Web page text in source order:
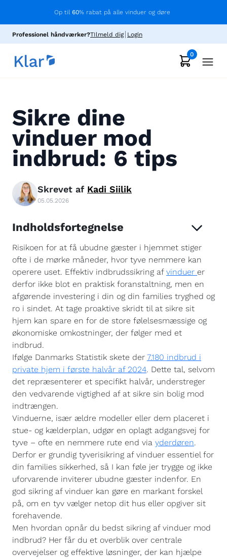
Op til 60% rabat på alle vinduer og døre
Professionel håndværker?TIlmeld dig Login
0
Sikre dine
vinduer mod
indbrud: 6 tips
Skrevet af Kadi Siilik
05.05.2026
Indholdsfortegnelse
Risikoen for at få ubudne gæster i hjemmet stiger
ofte i de mørke måneder, hvor tyve nemmere kan
operere uset. Effektiv indbrudssikring af vinduer er
derfor ikke blot en praktisk foranstaltning, men en
afgørende investering i din og din families tryghed og
ro i sindet. At tage proaktive skridt til at sikre sit
hjem kan spare en for de store følelsesmæssige og
økonomiske omkostninger, der følger med et
indbrud.
Ifølge Danmarks Statistik skete der 7.180 indbrud i
private hjem i første halvår af 2024. Dette tal, selvom
det repræsenterer et specifikt halvår, understreger
den vedvarende vigtighed af at sikre sin bolig mod
indtrængen.
Vinduerne, især ældre modeller eller dem placeret i
stue- og kælderplan, udgør en oplagt adgangsvej for
tyve – ofte en nemmere rute end via yderdøren.
Derfor er grundig tyverisikring af vinduer essentiel for
din families sikkerhed, så I kan føle jer trygge og ikke
uforvarende inviterer ubudne gæster indenfor. En
god sikring af vinduer kan gøre en markant forskel
på, om en tyv vælger netop dit hus eller opgiver sit
forehavende.
Men hvordan opnår du bedst sikring af vinduer mod
indbrud? Her får du et overblik over centrale
overvejelser og effektive løsninger, der kan hjælpe